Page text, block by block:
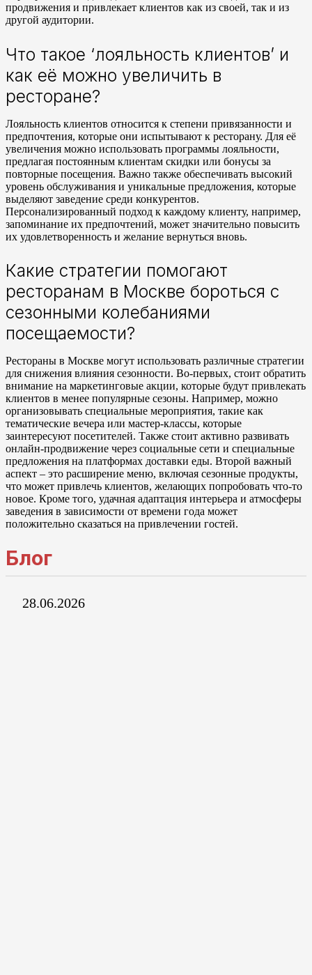
продвижения и привлекает клиентов как из своей, так и из
другой аудитории.
Что такое ‘лояльность клиентов’ и
как её можно увеличить в
ресторане?
Лояльность клиентов относится к степени привязанности и
предпочтения, которые они испытывают к ресторану. Для её
увеличения можно использовать программы лояльности,
предлагая постоянным клиентам скидки или бонусы за
повторные посещения. Важно также обеспечивать высокий
уровень обслуживания и уникальные предложения, которые
выделяют заведение среди конкурентов.
Персонализированный подход к каждому клиенту, например,
запоминание их предпочтений, может значительно повысить
их удовлетворенность и желание вернуться вновь.
Какие стратегии помогают
ресторанам в Москве бороться с
сезонными колебаниями
посещаемости?
Рестораны в Москве могут использовать различные стратегии
для снижения влияния сезонности. Во-первых, стоит обратить
внимание на маркетинговые акции, которые будут привлекать
клиентов в менее популярные сезоны. Например, можно
организовывать специальные мероприятия, такие как
тематические вечера или мастер-классы, которые
заинтересуют посетителей. Также стоит активно развивать
онлайн-продвижение через социальные сети и специальные
предложения на платформах доставки еды. Второй важный
аспект – это расширение меню, включая сезонные продукты,
что может привлечь клиентов, желающих попробовать что-то
новое. Кроме того, удачная адаптация интерьера и атмосферы
заведения в зависимости от времени года может
положительно сказаться на привлечении гостей.
Блог
28.06.2026